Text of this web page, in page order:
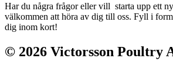
Har du några frågor eller vill starta upp ett
välkommen att höra av dig till oss. Fyll i
dig inom kort!
© 2026 Victorsson Poultry